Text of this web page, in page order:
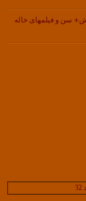
سن و فیلمهای خاله